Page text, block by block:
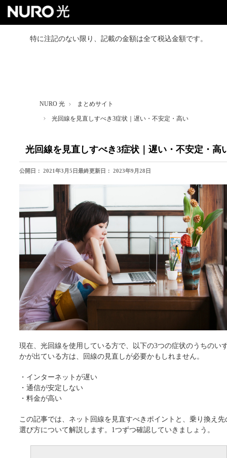
マンション向けプラン
お得なセット割
お友達紹介クーポン
特に注記のない限り、記載の金額は全て税込金額です。
NURO 光 まとめサイト
光回線を見直しすべき3症状｜遅い・不安定・高い
光回線を見直しすべき3症状｜遅い・不安定・高
公開日： 2021年3月5日最終更新日： 2023年9月28日
現在、光回線を使用している方で、以下の3つの症状のうちのい
かが出ている方は、回線の見直しが必要かもしれません。
・インターネットが遅い
・通信が安定しない
・料金が高い
この記事では、ネット回線を見直すべきポイントと、乗り換え先
選び方について解説します。1つずつ確認していきましょう。